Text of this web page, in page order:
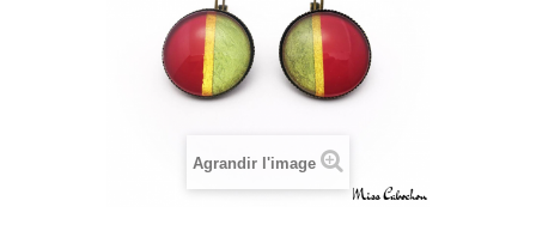
Agrandir l'image